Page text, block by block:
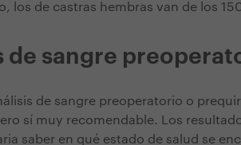
los de castras hembras van de los
de sangre
de sangre preoperatorio o
sí muy recomendable. Los
saber en qué estado de salud se